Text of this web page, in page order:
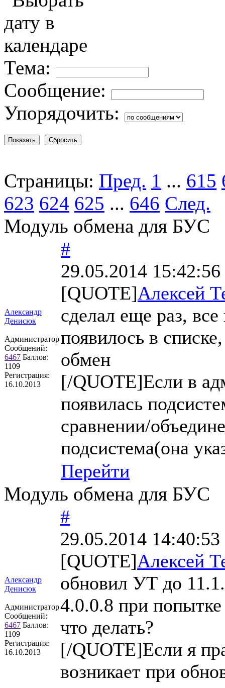
Тема:
Сообщение:
Упорядочить:
Страницы: Пред. 1 ... 615
623 624 625 ... 646 След.
Модуль обмена для БУС
Александр
Денисюк
Администратор
Сообщений:
6467 Баллов:
1109
Регистрация:
16.10.2013
#
29.05.2014 15:42:56
[QUOTE]Алексей
сделал еще раз,
появилось в
обмен
[/QUOTE]Если в
появилась
сравнении/
подсистема(она
Перейти
Модуль обмена для БУС
Александр
Денисюк
Администратор
Сообщений:
6467 Баллов:
1109
Регистрация:
16.10.2013
#
29.05.2014 14:40:53
[QUOTE]Алексей
обновил УТ до
4.0.0.8 при
что делать?
[/QUOTE]Если я
возникает при